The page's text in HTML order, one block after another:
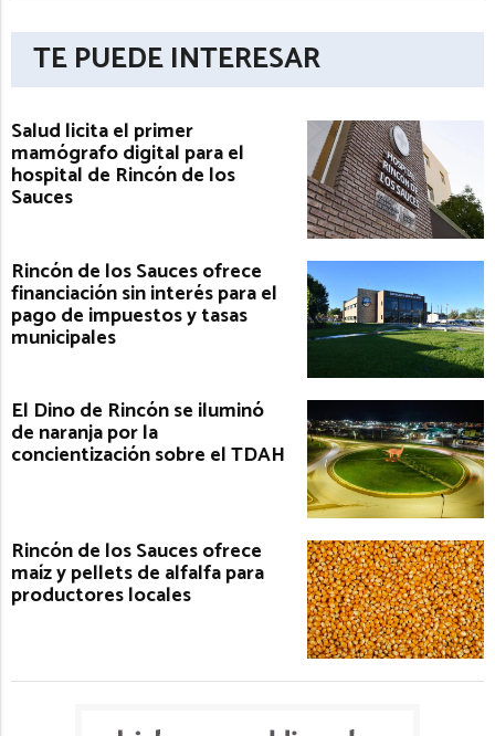
TE PUEDE INTERESAR
Salud licita el primer
mamógrafo digital para el
hospital de Rincón de los
Sauces
Rincón de los Sauces ofrece
financiación sin interés para el
pago de impuestos y tasas
municipales
El Dino de Rincón se iluminó
de naranja por la
concientización sobre el TDAH
Rincón de los Sauces ofrece
maíz y pellets de alfalfa para
productores locales